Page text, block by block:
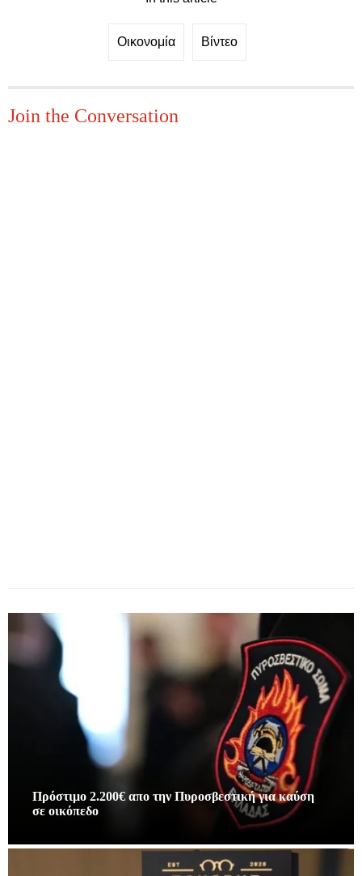
Οικονομία Βίντεο
Join the Conversation
Πρόστιμο 2.200€ απο την Πυροσβεστική για καύση
σε οικόπεδο